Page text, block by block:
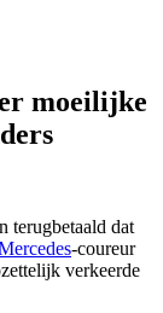
moeilijke
terugbetaald dat
-coureur
verkeerde